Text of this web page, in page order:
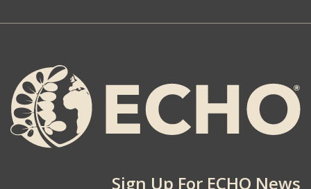
Sign Up For ECHO News